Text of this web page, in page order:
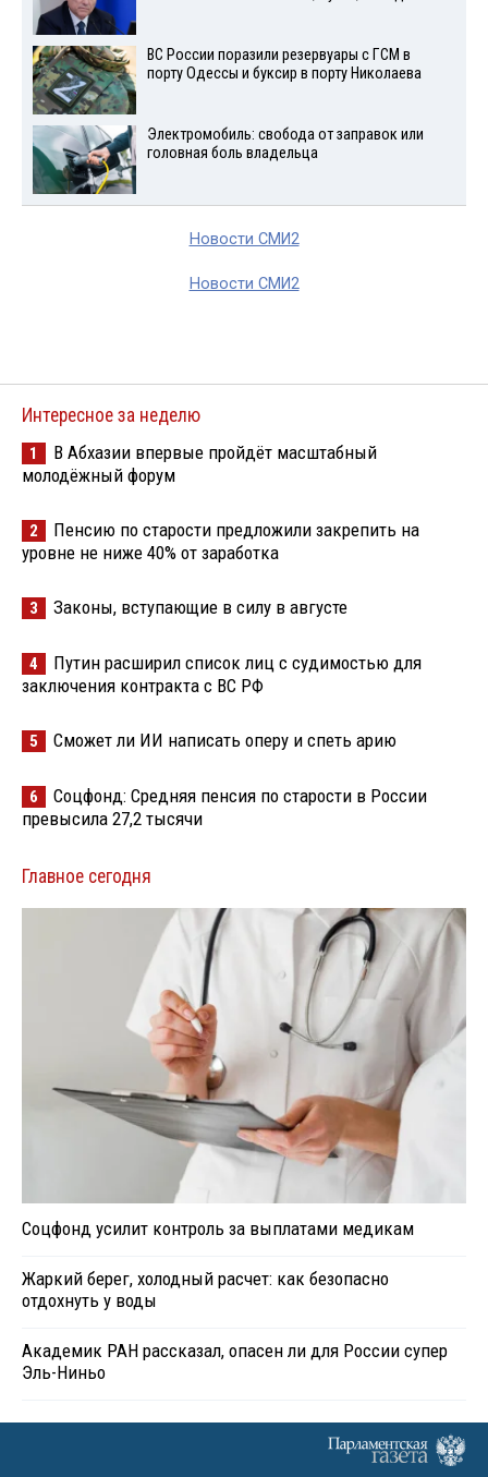
ВС России поразили резервуары с ГСМ в
порту Одессы и буксир в порту Николаева
Электромобиль: свобода от заправок или
головная боль владельца
Новости СМИ2
Новости СМИ2
Интересное за неделю
1
В Абхазии впервые пройдёт масштабный
молодёжный форум
2
Пенсию по старости предложили закрепить на
уровне не ниже 40% от заработка
3 Законы, вступающие в силу в августе
4
Путин расширил список лиц с судимостью для
заключения контракта с ВС РФ
5 Сможет ли ИИ написать оперу и спеть арию
6
Соцфонд: Средняя пенсия по старости в России
превысила 27,2 тысячи
Главное сегодня
Соцфонд усилит контроль за выплатами медикам
Жаркий берег, холодный расчет: как безопасно
отдохнуть у воды
Академик РАН рассказал, опасен ли для России супер
Эль-Ниньо